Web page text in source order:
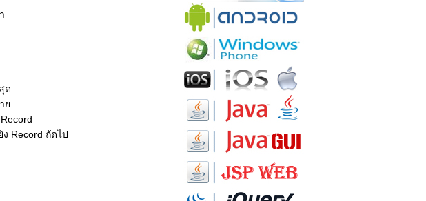
ด
ย
Record ถัดไป